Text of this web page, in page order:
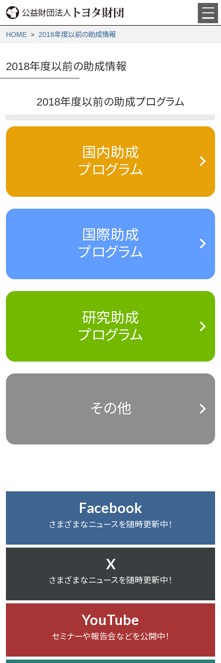
HOME> 2018年度以前の助成情報
2018年度以前の助成情報
2018年度以前の助成プログラム
国内助成
プログラム
国際助成
プログラム
研究助成
プログラム
その他
Facebook
さまざまなニュースを随時更新中！
X
さまざまなニュースを随時更新中！
YouTube
セミナーや報告会などを公開中！